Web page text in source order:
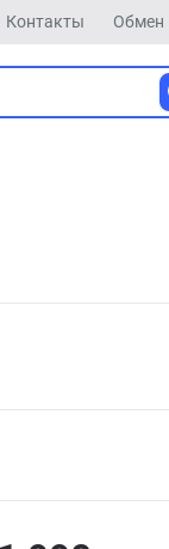
Контакты Обмен